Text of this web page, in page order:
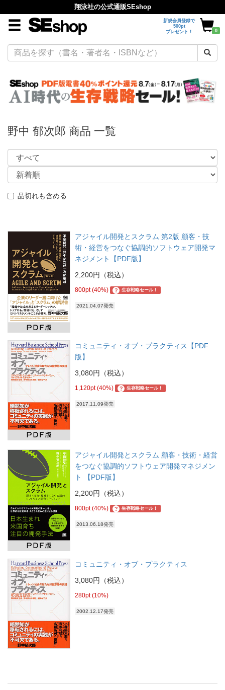
翔泳社の公式通販SEshop
新規会員登録で
500pt
プレゼント！
0
野中 郁次郎 商品 一覧
品切れも含める
アジャイル開発とスクラム 第2版 顧客・技
術・経営をつなぐ協調的ソフトウェア開発マ
ネジメント【PDF版】
2,200円（税込）
800pt (40%) ? 生存戦略セール！
2021.04.07発売
コミュニティ・オブ・プラクティス【PDF
版】
3,080円（税込）
1,120pt (40%) ? 生存戦略セール！
2017.11.09発売
アジャイル開発とスクラム 顧客・技術・経営
をつなぐ協調的ソフトウェア開発マネジメン
ト 【PDF版】
2,200円（税込）
800pt (40%) ? 生存戦略セール！
2013.06.18発売
コミュニティ・オブ・プラクティス
3,080円（税込）
280pt (10%)
2002.12.17発売